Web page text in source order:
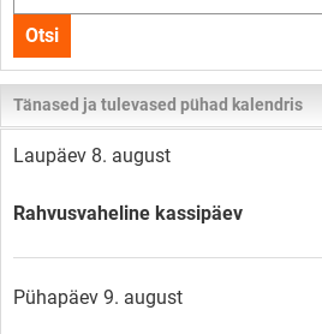
kogu
lehelt
Otsi
Tänased ja tulevased pühad kalendris
Laupäev 8. august
Rahvusvaheline kassipäev
Pühapäev 9. august